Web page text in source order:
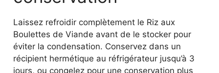
récipient hermétique au réfrigérateur jusqu’à 3
jours, ou congelez pour une conservation plus
longue. Pour réchauffer, passez au four doux ou
au micro-ondes en ajoutant une cuillère d’eau
pour garder la sauce onctueuse.